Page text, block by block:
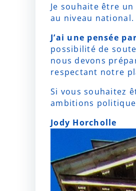
Je souhaite être un
au niveau
J’ai une pensée
possibilité de
nous devons
respectant notre
Si vous souhaitez
ambitions
Jody Horcholle